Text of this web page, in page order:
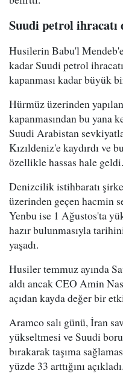
Suudi petrol ihracatı
Husilerin Babu'l
kadar Suudi petrol
kapanması kadar büyük
Hürmüz üzerinden
kapanmasından bu yana
Suudi Arabistan
Kızıldeniz'e kaydırdı ve
özellikle hassas hale geldi.
Denizcilik istihbaratı
üzerinden geçen hacmin
Yenbu ise 1 Ağustos'ta
hazır bulunmasıyla
yaşadı.
Husiler temmuz ayında
aldı ancak CEO Amin
açıdan kayda değer bir
Aramco salı günü, İran
yükseltmesi ve Suudi
bırakarak taşıma
yüzde 33 arttığını açıkladı.